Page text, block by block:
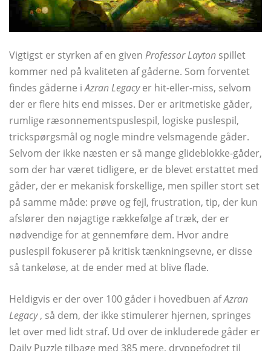
Vigtigst er styrken af ​​en given Professor Layton spillet
kommer ned på kvaliteten af ​​gåderne. Som forventet
findes gåderne iAzran Legacyer hit-eller-miss, selvom
der er flere hits end misses. Der er aritmetiske gåder,
rumlige ræsonnementspuslespil, logiske puslespil,
trickspørgsmål og nogle mindre velsmagende gåder.
Selvom der ikke næsten er så mange glideblokke-gåder,
som der har været tidligere, er de blevet erstattet med
gåder, der er mekanisk forskellige, men spiller stort set
på samme måde: prøve og fejl, frustration, tip, der kun
afslører den nøjagtige rækkefølge af træk, der er
nødvendige for at gennemføre dem. Hvor andre
puslespil fokuserer på kritisk tænkningsevne, er disse
så tankeløse, at de ender med at blive flade.
Heldigvis er der over 100 gåder i hovedbuen afAzran
Legacy, så dem, der ikke stimulerer hjernen, springes
let over med lidt straf. Ud over de inkluderede gåder er
Daily Puzzle tilbage med 385 mere, dryppefodret til